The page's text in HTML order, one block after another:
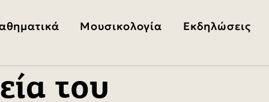
Μουσικολογία Εκδηλώσεις
του